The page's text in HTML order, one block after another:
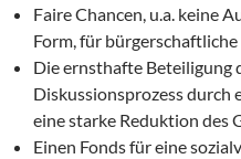
Faire Chancen, u.a. keine
Form, für
Die ernsthafte Beteiligung
Diskussionsprozess durch
eine starke Reduktion des
Einen Fonds für eine